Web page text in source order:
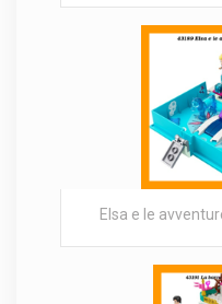
Elsa e le